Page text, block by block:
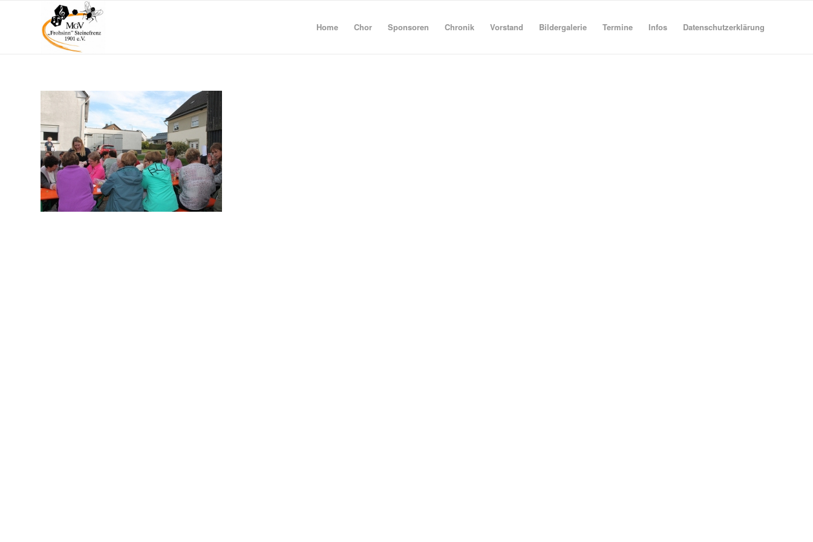
Home Chor Sponsoren Chronik Vorstand Bildergalerie Termine Infos Datenschutzerklärung